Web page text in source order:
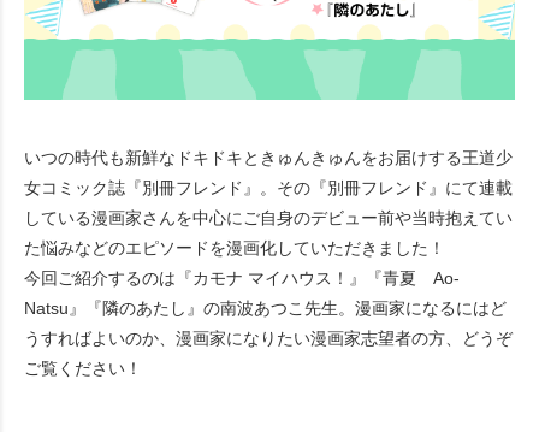
いつの時代も新鮮なドキドキときゅんきゅんをお届けする王道少
女コミック誌『別冊フレンド』。その『別冊フレンド』にて連載
している漫画家さんを中心にご自身のデビュー前や当時抱えてい
た悩みなどのエピソードを漫画化していただきました！
今回ご紹介するのは『カモナ マイハウス！』『青夏 Ao-
Natsu』『隣のあたし』の南波あつこ先生。漫画家になるにはど
うすればよいのか、漫画家になりたい漫画家志望者の方、どうぞ
ご覧ください！